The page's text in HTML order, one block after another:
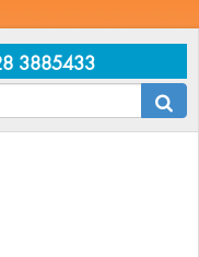
3885433